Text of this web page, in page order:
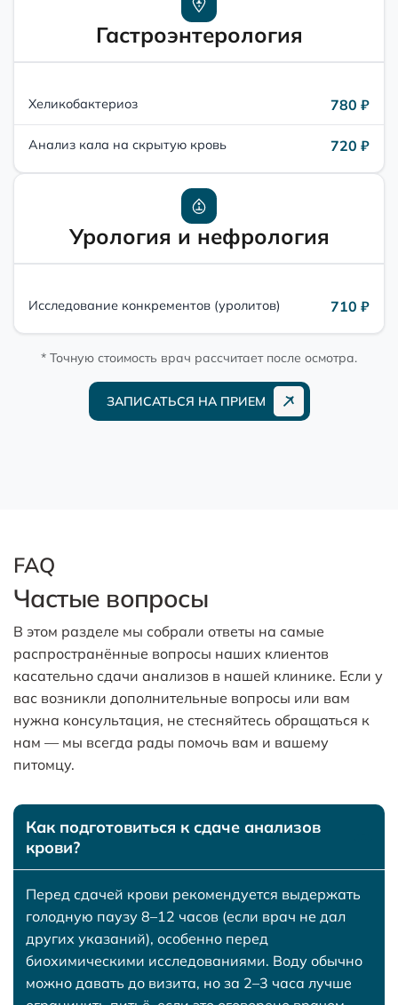
Гастроэнтерология
Хеликобактериоз 780 ₽
Анализ кала на скрытую кровь 720 ₽
Урология и нефрология
Исследование конкрементов (уролитов) 710 ₽
* Точную стоимость врач рассчитает после осмотра.
ЗАПИСАТЬСЯ НА ПРИЕМ
FAQ
Частые вопросы
В этом разделе мы собрали ответы на самые
распространённые вопросы наших клиентов
касательно сдачи анализов в нашей клинике. Если у
вас возникли дополнительные вопросы или вам
нужна консультация, не стесняйтесь обращаться к
нам — мы всегда рады помочь вам и вашему
питомцу.
Как подготовиться к сдаче анализов
крови?
Перед сдачей крови рекомендуется выдержать
голодную паузу 8–12 часов (если врач не дал
других указаний), особенно перед
биохимическими исследованиями. Воду обычно
можно давать до визита, но за 2–3 часа лучше